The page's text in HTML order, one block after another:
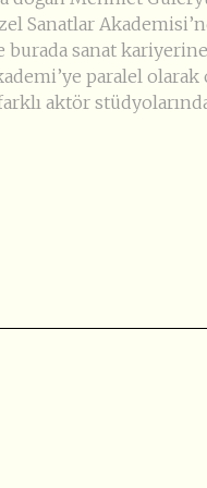
Sanatlar
burada sanat
paralel
aktör